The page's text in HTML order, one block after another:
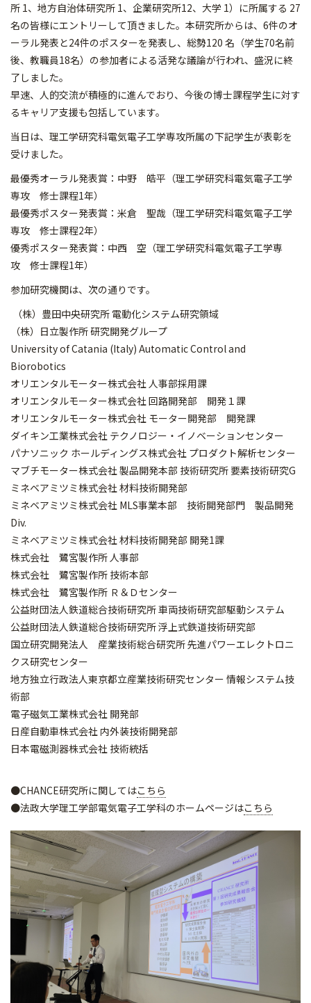
所 1、地方自治体研究所 1、企業研究所12、大学 1）に所属する 27
名の皆様にエントリーして頂きました。本研究所からは、6件のオ
ーラル発表と24件のポスターを発表し、総勢120 名（学生70名前
後、教職員18名）の参加者による活発な議論が行われ、盛況に終
了しました。
早速、人的交流が積極的に進んでおり、今後の博士課程学生に対す
るキャリア支援も包括しています。
当日は、理工学研究科電気電子工学専攻所属の下記学生が表彰を
受けました。
最優秀オーラル発表賞：中野 皓平（理工学研究科電気電子工学
専攻 修士課程1年）
最優秀ポスター発表賞：米倉 聖哉（理工学研究科電気電子工学
専攻 修士課程2年）
優秀ポスター発表賞：中西 空（理工学研究科電気電子工学専
攻 修士課程1年）
参加研究機関は、次の通りです。
（株）豊田中央研究所 電動化システム研究領域
（株）日立製作所 研究開発グループ
University of Catania (Italy) Automatic Control and
Biorobotics
オリエンタルモーター株式会社 人事部採用課
オリエンタルモーター株式会社 回路開発部 開発１課
オリエンタルモーター株式会社 モーター開発部 開発課
ダイキン工業株式会社 テクノロジー・イノベーションセンター
パナソニック ホールディングス株式会社 プロダクト解析センター
マブチモーター株式会社 製品開発本部 技術研究所 要素技術研究G
ミネベアミツミ株式会社 材料技術開発部
ミネベアミツミ株式会社 MLS事業本部 技術開発部門 製品開発
Div.
ミネベアミツミ株式会社 材料技術開発部 開発1課
株式会社 鷺宮製作所 人事部
株式会社 鷺宮製作所 技術本部
株式会社 鷺宮製作所 Ｒ＆Ｄセンター
公益財団法人鉄道総合技術研究所 車両技術研究部駆動システム
公益財団法人鉄道総合技術研究所 浮上式鉄道技術研究部
国立研究開発法人 産業技術総合研究所 先進パワーエレクトロニ
クス研究センター
地方独立行政法人東京都立産業技術研究センター 情報システム技
術部
電子磁気工業株式会社 開発部
日産自動車株式会社 内外装技術開発部
日本電磁測器株式会社 技術統括
●CHANCE研究所に関してはこちら
●法政大学理工学部電気電子工学科のホームページはこちら